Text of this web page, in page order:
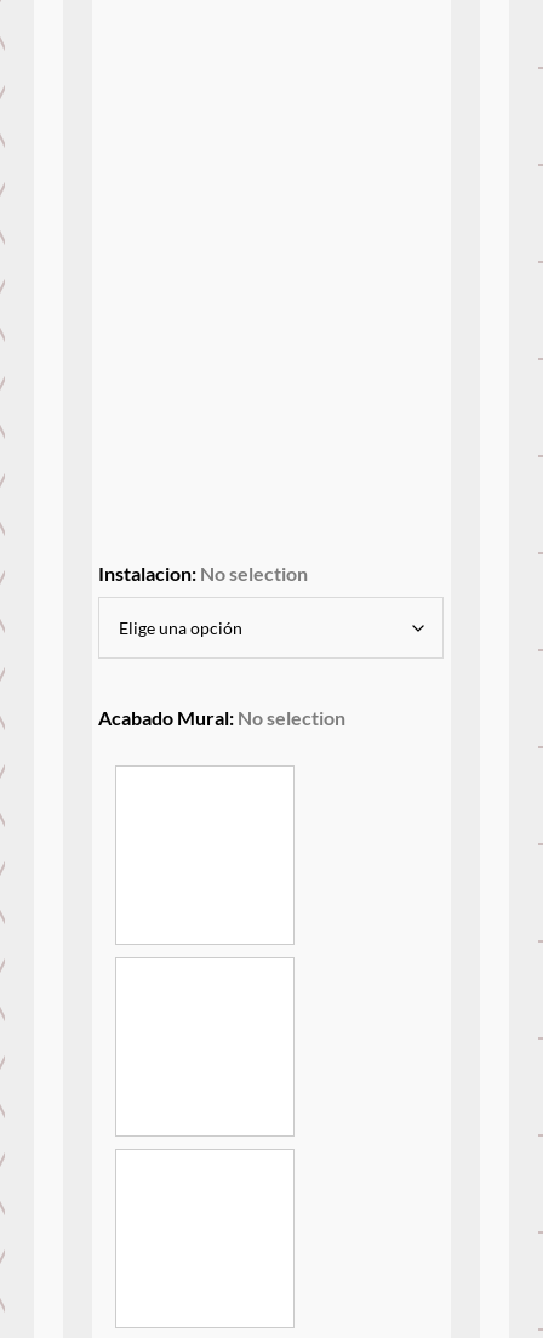
Instalacion: No selection
Acabado Mural: No selection